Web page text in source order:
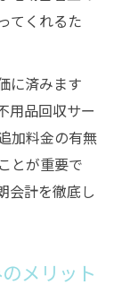
てくれるた
に済みます
用品回収サー
加料金の有無
とが重要で
会計を徹底し
メリット